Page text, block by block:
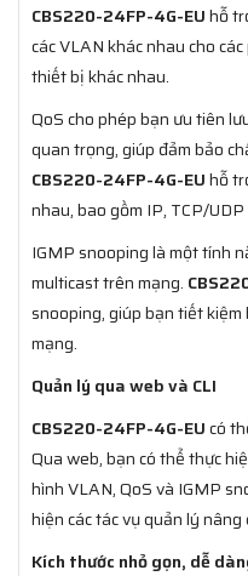
CBS220-24FP-4G-EUhỗ
các VLAN khác nhau cho
thiết bị khác nhau.
QoS cho phép bạn ưu tiên
quan trọng, giúp đảm bảo
CBS220-24FP-4G-EUhỗ
nhau, bao gồm IP, TCP/
IGMP snooping là một tính
multicast trên mạng.
snooping, giúp bạn tiết
mạng.
Quản lý qua web và CLI
CBS220-24FP-4G-EUcó
Qua web, bạn có thể thực
hình VLAN, QoS và IGMP
hiện các tác vụ quản lý nâng
Kích thước nhỏ gọn, dễ